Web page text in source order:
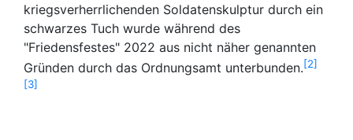
kriegsverherrlichenden Soldatenskulptur durch ein
schwarzes Tuch wurde während des
"Friedensfestes" 2022 aus nicht näher genannten
Gründen durch das Ordnungsamt unterbunden. 2
3